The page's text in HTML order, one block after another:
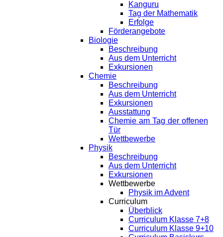
Kanguru
Tag der Mathematik
Erfolge
Förderangebote
Biologie
Beschreibung
Aus dem Unterricht
Exkursionen
Chemie
Beschreibung
Aus dem Unterricht
Exkursionen
Ausstattung
Chemie am Tag der offenen
Tür
Wettbewerbe
Physik
Beschreibung
Aus dem Unterricht
Exkursionen
Wettbewerbe
Physik im Advent
Curriculum
Überblick
Curriculum Klasse 7+8
Curriculum Klasse 9+10